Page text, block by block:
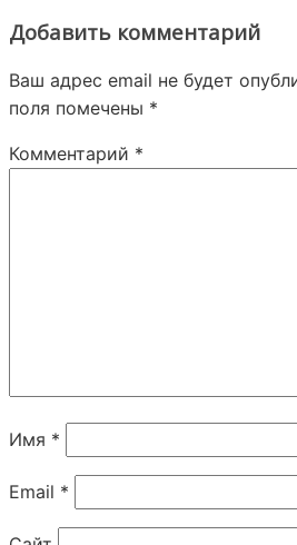
Добавить комментарий
Ваш адрес email не будет
поля помечены *
Комментарий *
Имя *
Email *